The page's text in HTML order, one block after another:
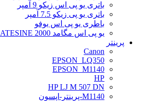
باتری یو پی اس زیکو 9 آمپر
باتری یو پی زیکو 7.5 آمپر
باطری یو پی اس یوفو
یو پی اس مگامد GATESINE 2000
پرینتر
Canon
EPSON_LQ350
EPSON_M1140
HP
HP LJ M 507 DN
M1140-پرینتر-اپسون